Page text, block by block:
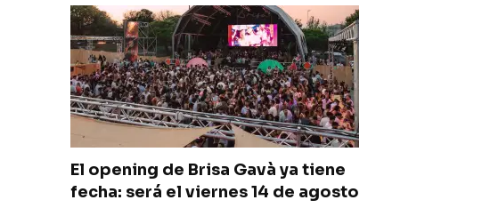
El opening de Brisa Gavà ya tiene
fecha: será el viernes 14 de agosto